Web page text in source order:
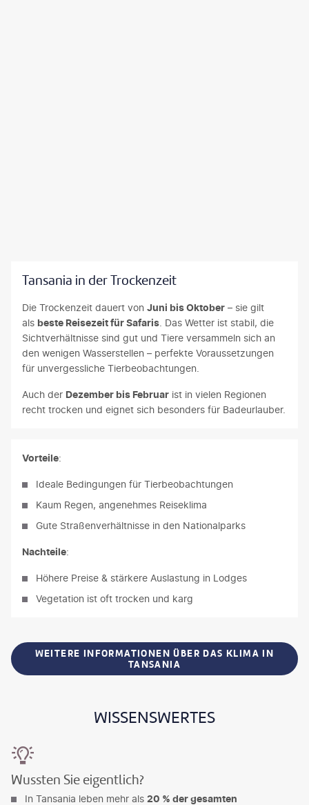
Tansania in der Trockenzeit
Die Trockenzeit dauert von Juni bis Oktober – sie gilt
als beste Reisezeit für Safaris . Das Wetter ist stabil, die
Sichtverhältnisse sind gut und Tiere versammeln sich an
den wenigen Wasserstellen – perfekte Voraussetzungen
für unvergessliche Tierbeobachtungen.
Auch der Dezember bis Februar ist in vielen Regionen
recht trocken und eignet sich besonders für Badeurlauber.
Vorteile:
Ideale Bedingungen für Tierbeobachtungen
Kaum Regen, angenehmes Reiseklima
Gute Straßenverhältnisse in den Nationalparks
Nachteile:
Höhere Preise & stärkere Auslastung in Lodges
Vegetation ist oft trocken und karg
WEITERE INFORMATIONEN ÜBER DAS KLIMA IN
TANSANIA
WISSENSWERTES
Wussten Sie eigentlich?
In Tansania leben mehr als 20 % der gesamten